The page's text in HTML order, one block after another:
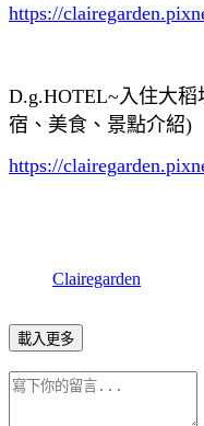
https://
D.g.HOTEL~入住大
宿、美食、景點介紹)
https://
Clairegarden
載入更多